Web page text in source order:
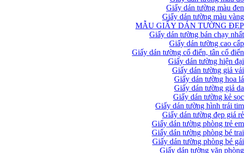
Giấy dán tường màu đen
Giấy dán tường màu vàng
MẪU GIẤY DÁN TƯỜNG ĐẸP
Giấy dán tường bán chạy nhất
Giấy dán tường cao cấp
Giấy dán tường cổ điển, tân cổ điển
Giấy dán tường hiện đại
Giấy dán tường giả vải
Giấy dán tường hoa lá
Giấy dán tường giả da
Giấy dán tường kẻ sọc
Giấy dán tường hình trái tim
Giấy dán tường đẹp giá rẻ
Giấy dán tường phòng trẻ em
Giấy dán tường phòng bé trai
Giấy dán tường phòng bé gái
Giấy dán tường văn phòng